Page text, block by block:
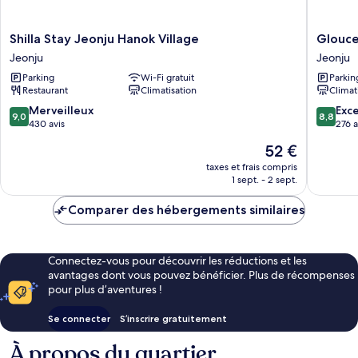
food
and
beverage
Shilla
Stay
Jeonju
Hanok
Village
Jeonju
Shilla Stay Jeonju Hanok Village
Jeonju
Parking
Wi-Fi gratuit
Restaurant
Climatisation
9.0
sur
9,0 Merveilleux
430 avis
Le
nouveau
prix
de
52 €
taxes et frais compris
1 sept. - 2 sept.
Jeonju
Jeonju
Jeonju
8.8
sur
8,8
276
Comparer des hébergements similaires
Connectez-vous pour découvrir les réductions et les
avantages dont vous pouvez bénéficier. Plus de récompenses
pour plus d’aventures !
Se connecter S’inscrire gratuitement